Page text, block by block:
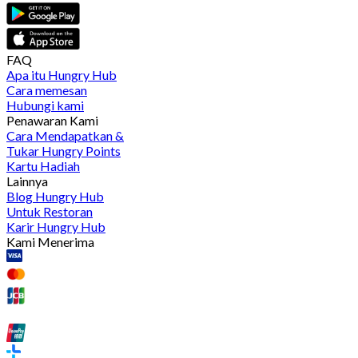
FAQ
Apa itu Hungry Hub
Cara memesan
Hubungi kami
Penawaran Kami
Cara Mendapatkan &
Tukar Hungry Points
Kartu Hadiah
Lainnya
Blog Hungry Hub
Untuk Restoran
Karir Hungry Hub
Kami Menerima